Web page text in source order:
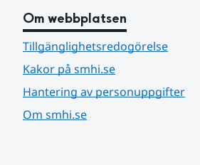
Om webbplatsen
Tillgänglighetsredogörelse
Kakor på smhi.se
Hantering av personuppgifter
Om smhi.se